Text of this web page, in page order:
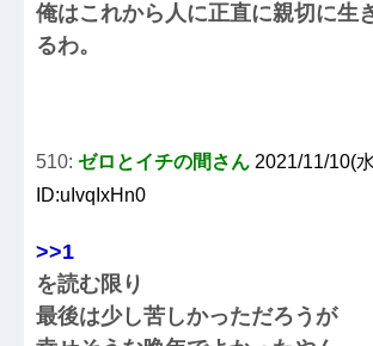
俺はこれから人に正直に親切に生
るわ。
510: ゼロとイチの間さん 2021/11/10(
ID:uIvqIxHn0
>>1
を読む限り
最後は少し苦しかっただろうが